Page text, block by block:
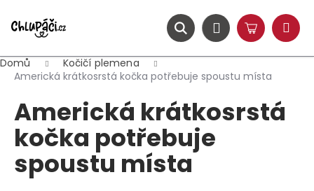
obsah
HledatPřihlášení
Nákupní
košík
Menu
Domů
Kočičí plemena
Americká krátkosrstá kočka potřebuje spoustu místa
Americká krátkosrstá
kočka potřebuje
spoustu místa
í
ZPĚT
ZPĚT
C
p
o
t
ř